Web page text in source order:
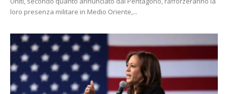
loro presenza militare in Medio Oriente,...